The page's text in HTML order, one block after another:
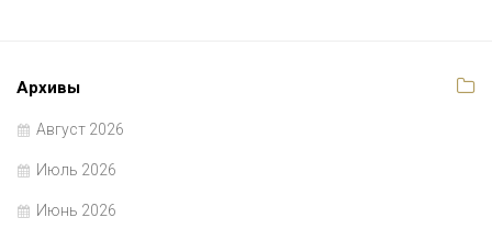
Архивы
Август 2026
Июль 2026
Июнь 2026